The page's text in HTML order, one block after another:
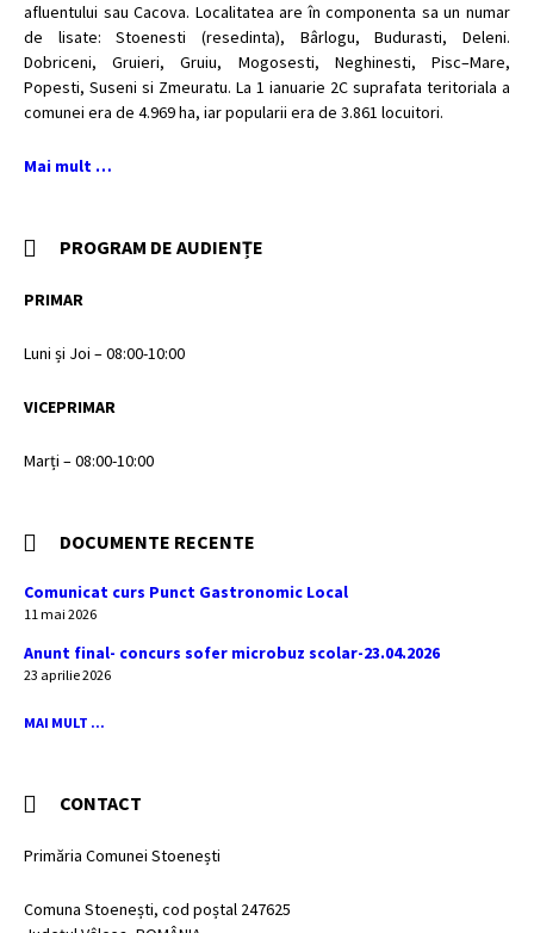
afluentului sau Cacova. Localitatea are în componenta sa un numar
de lisate: Stoenesti (resedinta), Bârlogu, Budurasti, Deleni.
Dobriceni, Gruieri, Gruiu, Mogosesti, Neghinesti, Pisc–Mare,
Popesti, Suseni si Zmeuratu. La 1 ianuarie 2C suprafata teritoriala a
comunei era de 4.969 ha, iar popularii era de 3.861 locuitori.
Mai mult …
PROGRAM DE AUDIENȚE
PRIMAR
Luni și Joi – 08:00-10:00
VICEPRIMAR
Marți – 08:00-10:00
DOCUMENTE RECENTE
Comunicat curs Punct Gastronomic Local
11 mai 2026
Anunt final- concurs sofer microbuz scolar-23.04.2026
23 aprilie 2026
MAI MULT ...
CONTACT
Primăria Comunei Stoenești
Comuna Stoenești, cod poștal 247625